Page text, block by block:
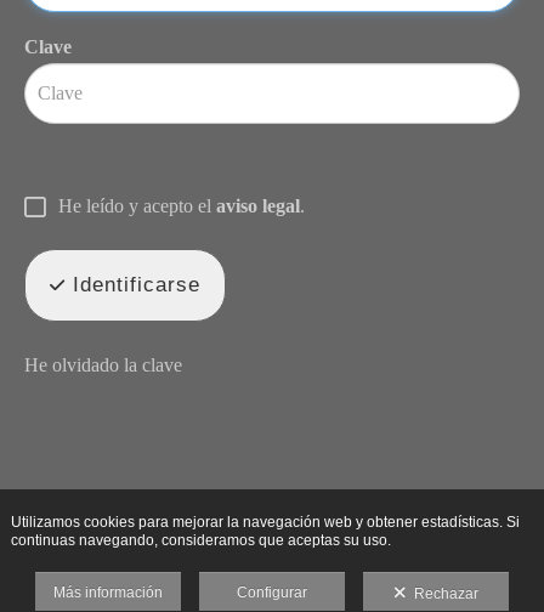
Clave
He leído y acepto el aviso legal.
Identificarse
He olvidado la clave
Utilizamos cookies para mejorar la navegación web y obtener estadísticas. Si
continuas navegando, consideramos que aceptas su uso.
Más información Configurar Rechazar